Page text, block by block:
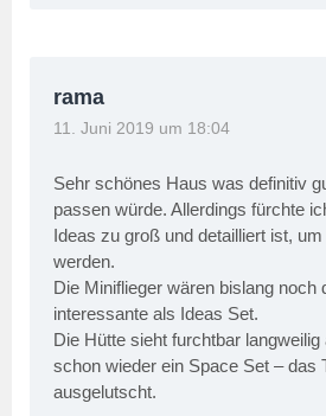
rama
11. Juni 2019 um 18:04
Sehr schönes Haus was definitiv
passen würde. Allerdings fürchte
Ideas zu groß und detailliert ist,
werden.
Die Miniflieger wären bislang noch
interessante als Ideas Set.
Die Hütte sieht furchtbar
schon wieder ein Space Set – das
ausgelutscht.